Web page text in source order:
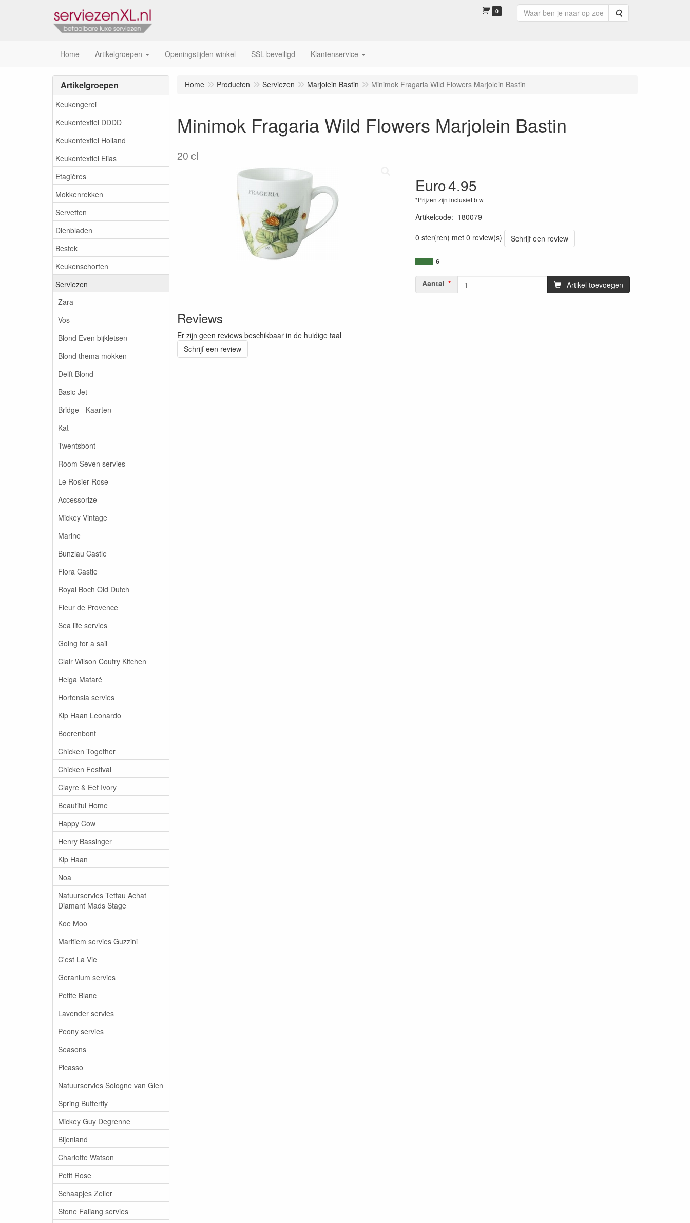
0 Zoeken
Home Artikelgroepen Openingstijden winkel SSL beveiligd Klantenservice
Artikelgroepen
Keukengerei
Keukentextiel DDDD
Keukentextiel Holland
Keukentextiel Elias
Etagières
Mokkenrekken
Servetten
Dienbladen
Bestek
Keukenschorten
Serviezen
Zara
Vos
Blond Even bijkletsen
Blond thema mokken
Delft Blond
Basic Jet
Bridge - Kaarten
Kat
Twentsbont
Room Seven servies
Le Rosier Rose
Accessorize
Mickey Vintage
Marine
Bunzlau Castle
Flora Castle
Royal Boch Old Dutch
Fleur de Provence
Sea life servies
Going for a sail
Clair Wilson Coutry Kitchen
Helga Mataré
Hortensia servies
Kip Haan Leonardo
Boerenbont
Chicken Together
Chicken Festival
Clayre & Eef Ivory
Beautiful Home
Happy Cow
Henry Bassinger
Kip Haan
Noa
Natuurservies Tettau Achat
Diamant Mads Stage
Koe Moo
Maritiem servies Guzzini
C'est La Vie
Geranium servies
Petite Blanc
Lavender servies
Peony servies
Seasons
Picasso
Natuurservies Sologne van Gien
Spring Butterfly
Mickey Guy Degrenne
Bijenland
Charlotte Watson
Petit Rose
Schaapjes Zeller
Stone Faliang servies
Home Producten Serviezen Marjolein Bastin Minimok Fragaria Wild Flowers Marjolein Bastin
Minimok Fragaria Wild Flowers Marjolein Bastin
20 cl
Euro4.95
*Prijzen zijn inclusief btw
Artikelcode: 180079
0 ster(ren) met 0 review(s)
Schrijf een review
6
Aantal Artikel toevoegen
Reviews
Er zijn geen reviews beschikbaar in de huidige taal
Schrijf een review